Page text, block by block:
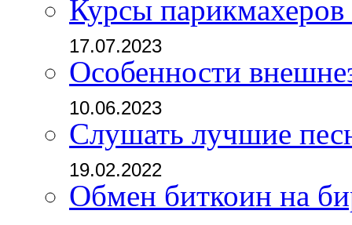
Курсы
17.07.2023
Особенности
10.06.2023
Слушать лучшие
19.02.2022
Обмен биткоин на